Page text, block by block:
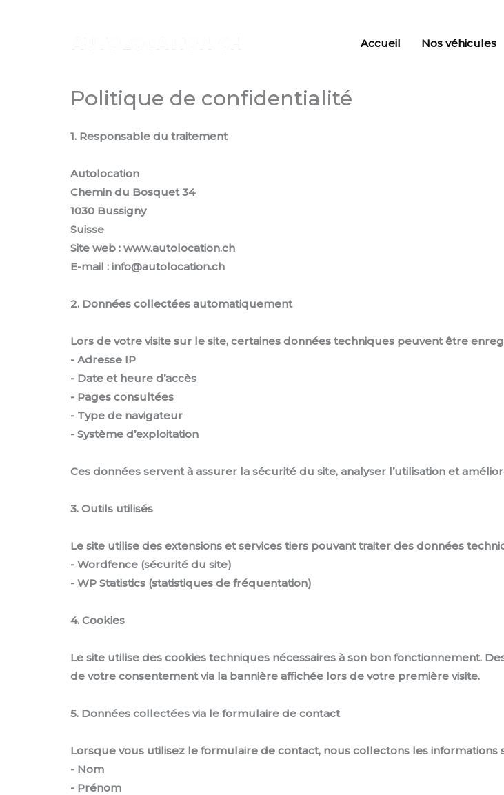
Accueil Nos véhicules
Politique de confidentialité
1. Responsable du traitement
Autolocation
Chemin du Bosquet 34
1030 Bussigny
Suisse
Site web : www.autolocation.ch
E-mail : info@autolocation.ch
2. Données collectées automatiquement
Lors de votre visite sur le site, certaines données techniques peuvent être
- Adresse IP
- Date et heure d’accès
- Pages consultées
- Type de navigateur
- Système d’exploitation
Ces données servent à assurer la sécurité du site, analyser l’utilisation et
3. Outils utilisés
Le site utilise des extensions et services tiers pouvant traiter des données
- Wordfence (sécurité du site)
- WP Statistics (statistiques de fréquentation)
4. Cookies
Le site utilise des cookies techniques nécessaires à son bon fonctionnement.
de votre consentement via la bannière affichée lors de votre première visite.
5. Données collectées via le formulaire de contact
Lorsque vous utilisez le formulaire de contact, nous collectons les informations
- Nom
- Prénom